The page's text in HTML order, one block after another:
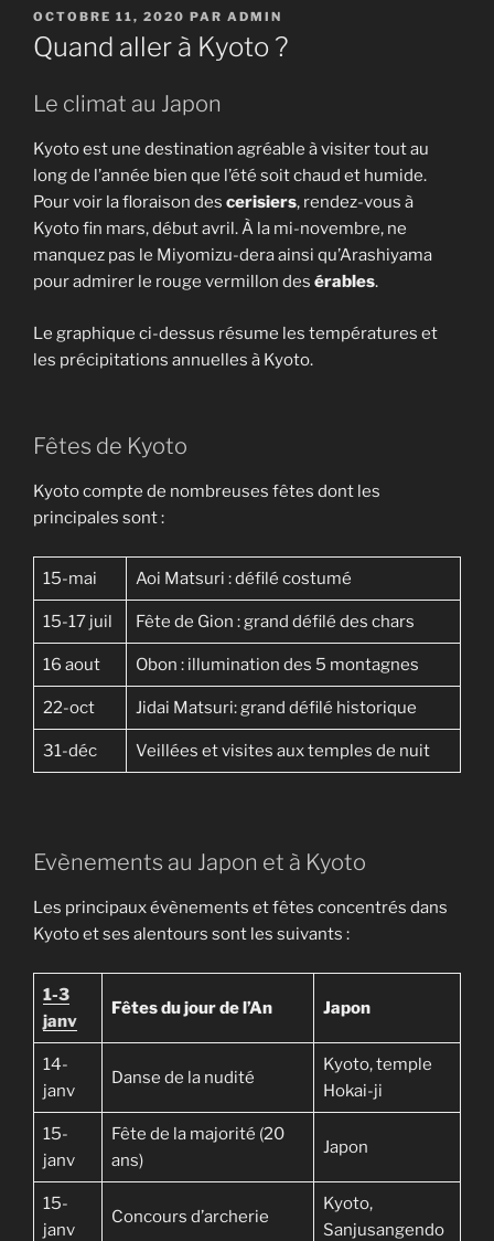
PUBLIÉ
LE
OCTOBRE 11, 2020 PAR ADMIN
Quand aller à Kyoto ?
Le climat au Japon
Kyoto est une destination agréable à visiter tout au
long de l’année bien que l’été soit chaud et humide.
Pour voir la floraison des cerisiers, rendez-vous à
Kyoto fin mars, début avril. À la mi-novembre, ne
manquez pas le Miyomizu-dera ainsi qu’Arashiyama
pour admirer le rouge vermillon des érables.
Le graphique ci-dessus résume les températures et
les précipitations annuelles à Kyoto.
Fêtes de Kyoto
Kyoto compte de nombreuses fêtes dont les
principales sont :
15-mai Aoi Matsuri : défilé costumé
15-17 juil Fête de Gion : grand défilé des chars
16 aout Obon : illumination des 5 montagnes
22-oct Jidai Matsuri: grand défilé historique
31-déc Veillées et visites aux temples de nuit
Evènements au Japon et à Kyoto
Les principaux évènements et fêtes concentrés dans
Kyoto et ses alentours sont les suivants :
1-3
janv
Fêtes du jour de l’An Japon
14-
janv
Danse de la nudité
Kyoto, temple
Hokai-ji
15-
janv
Fête de la majorité (20
ans)
Japon
15-
janv
Concours d’archerie
Kyoto,
Sanjusangendo